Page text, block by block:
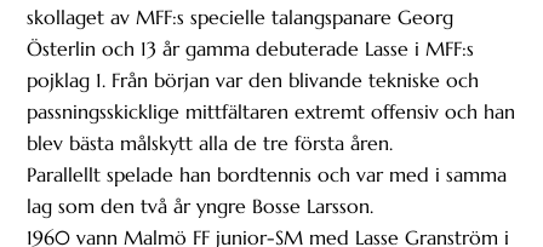
skollaget av MFF:s specielle talangspanare Georg
Österlin och 13 år gamma debuterade Lasse i MFF:s
pojklag 1. Från början var den blivande tekniske och
passningsskicklige mittfältaren extremt offensiv och han
blev bästa målskytt alla de tre första åren.
Parallellt spelade han bordtennis och var med i samma
lag som den två år yngre Bosse Larsson.
1960 vann Malmö FF junior-SM med Lasse Granström i